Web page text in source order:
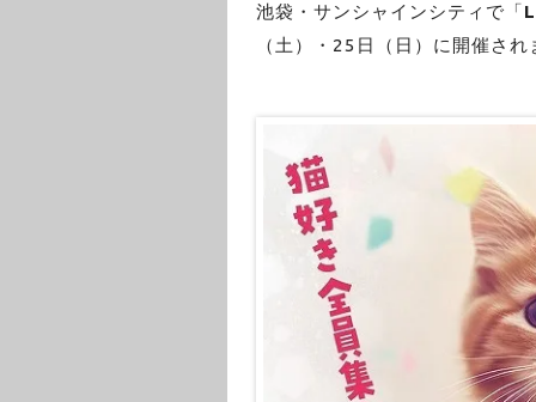
池袋・サンシャインシティで「
（土）・25日（日）に開催され